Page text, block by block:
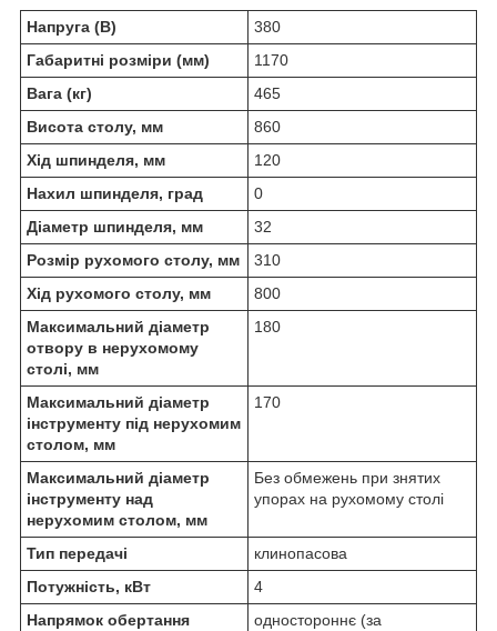
Напруга (В)
380
Габаритні розміри (мм)
1170
Вага (кг)
465
Висота столу, мм
860
Хід шпинделя, мм
120
Нахил шпинделя, град
0
Діаметр шпинделя, мм
32
Розмір рухомого столу, мм
310
Хід рухомого столу, мм
800
Максимальний діаметр
отвору в нерухомому
столі, мм
180
Максимальний діаметр
інструменту під нерухомим
столом, мм
170
Максимальний діаметр
інструменту над
нерухомим столом, мм
Без обмежень при знятих
упорах на рухомому столі
Тип передачі
клинопасова
Потужність, кВт
4
Напрямок обертання
одностороннє (за